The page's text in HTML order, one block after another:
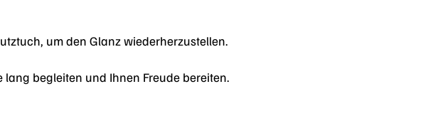
um den Glanz wiederherzustellen.
lang begleiten und Ihnen Freude bereiten.